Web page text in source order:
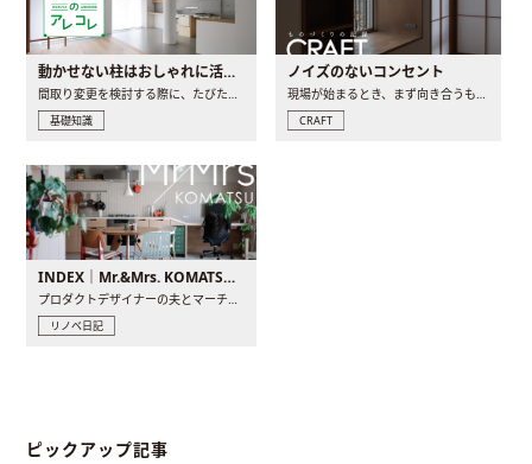
動かせない柱はおしゃれに活用！柱を魅せるリノベーション(リノベ)4選
基礎知識
ノイズのないコンセント
CRAFT
INDEX｜Mr.&Mrs. KOMATSU renovation diary
リノベ日記
ピックアップ記事